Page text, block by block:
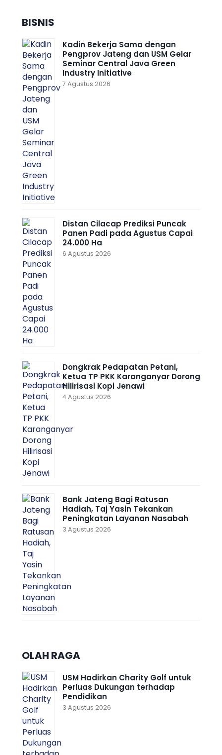
BISNIS
Kadin Bekerja Sama dengan
Pengprov Jateng dan USM Gelar
Seminar Central Java Green
Industry Initiative
7 Agustus 2026
Distan Cilacap Prediksi Puncak
Panen Padi pada Agustus Capai
24.000 Ha
6 Agustus 2026
Dongkrak Pedapatan Petani,
Ketua TP PKK Karanganyar Dorong
Hilirisasi Kopi Jenawi
4 Agustus 2026
Bank Jateng Bagi Ratusan
Hadiah, Taj Yasin Tekankan
Peningkatan Layanan Nasabah
3 Agustus 2026
OLAH RAGA
USM Hadirkan Charity Golf untuk
Perluas Dukungan terhadap
Pendidikan
3 Agustus 2026